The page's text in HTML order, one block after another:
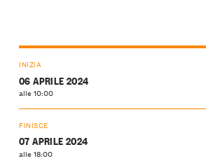
INIZIA
06 APRILE 2024
alle 10:00
FINISCE
07 APRILE 2024
alle 18:00